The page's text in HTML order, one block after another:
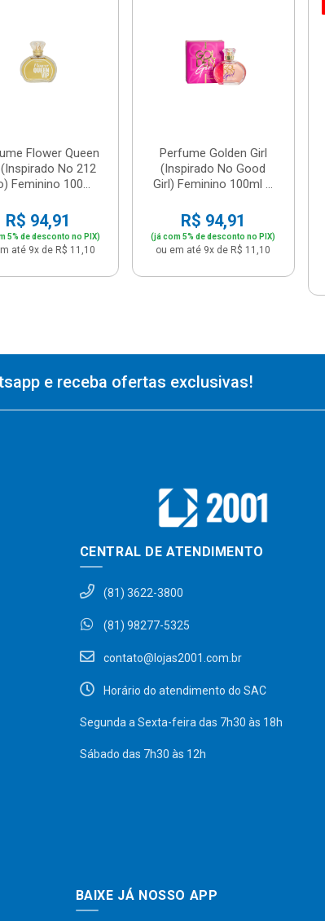
Flower Queen
No 212
Feminino 100...
R$ 94,91
5% de desconto no PIX)
até 9x de R$ 11,10
Perfume Golden Girl
(Inspirado No Good
Girl) Feminino 100ml ...
R$ 94,91
(já com 5% de desconto no PIX)
ou em até 9x de R$ 11,10
e receba ofertas exclusivas!
CENTRAL DE ATENDIMENTO
(81) 3622-3800
(81) 98277-5325
contato@lojas2001.com.br
Horário do atendimento do SAC
Segunda a Sexta-feira das 7h30 às 18h
Sábado das 7h30 às 12h
BAIXE JÁ NOSSO APP